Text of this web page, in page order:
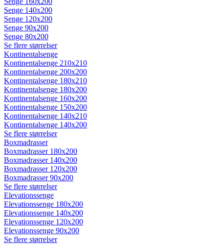
Senge 140x200
Senge 120x200
Senge 90x200
Senge 80x200
Se flere størrelser
Kontinentalsenge
Kontinentalsenge 210x210
Kontinentalsenge 200x200
Kontinentalsenge 180x210
Kontinentalsenge 180x200
Kontinentalsenge 160x200
Kontinentalsenge 150x200
Kontinentalsenge 140x210
Kontinentalsenge 140x200
Se flere størrelser
Boxmadrasser
Boxmadrasser 180x200
Boxmadrasser 140x200
Boxmadrasser 120x200
Boxmadrasser 90x200
Se flere størrelser
Elevationssenge
Elevationssenge 180x200
Elevationssenge 140x200
Elevationssenge 120x200
Elevationssenge 90x200
Se flere størrelser